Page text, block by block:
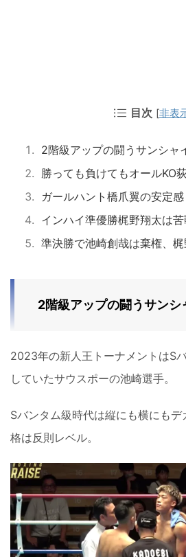
目次 [非表
2階級アップの闘うサンシャ
勝っても負けてもオールKO
ガールハント橋爪翼の安定感
インハイ準優勝梶野翔太は苦
準決勝で池崎創哉は棄権、
2階級アップの闘うサンシ
2023年の新人王トーナメントはS
していたサウスポーの池崎選手。
Sバンタム級時代は縦にも横にも
格は反則レベル。